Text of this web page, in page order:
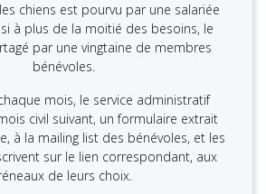
chiens est pourvu par une salariée
à plus de la moitié des besoins, le
par une vingtaine de membres
bénévoles.
mois, le service administratif
civil suivant, un formulaire extrait
à la mailing list des bénévoles, et les
sur le lien correspondant, aux
de leurs choix.